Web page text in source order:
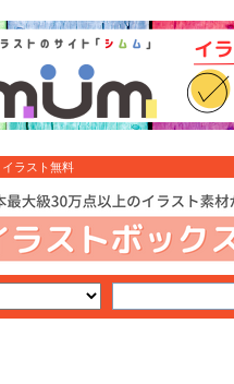
ラスト無料